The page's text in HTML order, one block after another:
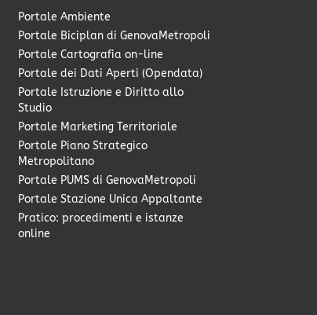
Portale Ambiente
Portale Biciplan di GenovaMetropoli
Portale Cartografia on-line
Portale dei Dati Aperti (Opendata)
Portale Istruzione e Diritto allo
Studio
Portale Marketing Territoriale
Portale Piano Strategico
Metropolitano
Portale PUMS di GenovaMetropoli
Portale Stazione Unica Appaltante
Pratico: procedimenti e istanze
online